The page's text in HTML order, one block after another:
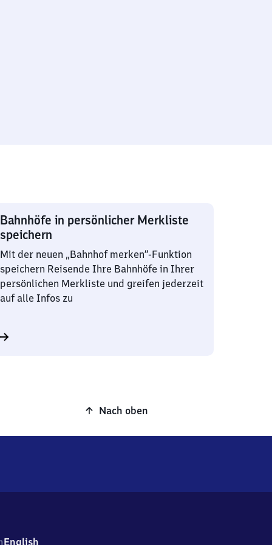
Bahnhöfe in persönlicher Merkliste
speichern
Mit der neuen „Bahnhof merken“-Funktion
speichern Reisende Ihre Bahnhöfe in Ihrer
persönlichen Merkliste und greifen jederzeit
auf alle Infos zu
Nach oben
English